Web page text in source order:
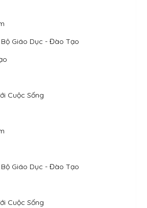
Giáo Dục - Đào Tạo
Cuộc Sống
Giáo Dục - Đào Tạo
Cuộc Sống